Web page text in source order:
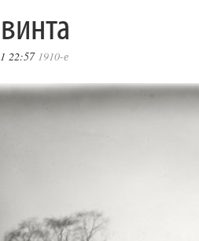
22:57 1910-е